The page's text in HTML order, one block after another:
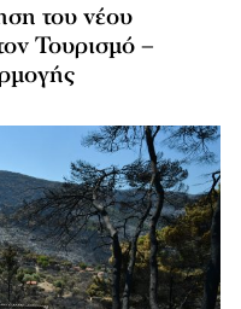
του νέου
Τουρισμό –